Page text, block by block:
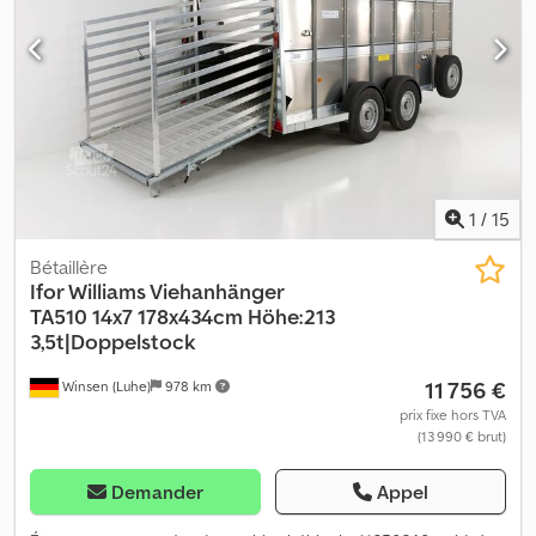
d'informations = Nombre de cylindres: 4 Capacité du moteur: 1.995
cc Poids à vide: 1.901 kg Dcsdpfxoyiz Imj Akvok Capacité de
charge: 1.129 kg PBV: 3.030 kg Marque moteur: Opel Nombre de
propriétaires: 1 Prix de vente: € 5.590, US$ 6.392 TVA/marge: TVA
déductible
1 / 15
Winsen (Luhe) 978 km
Bétaillère
Ifor Williams Viehanhänger
TA510 14x7 178x434cm Höhe:213
3,5t|Doppelstock
11 756 €
prix fixe hors TVA
(13 990 € brut)
Demander Appel